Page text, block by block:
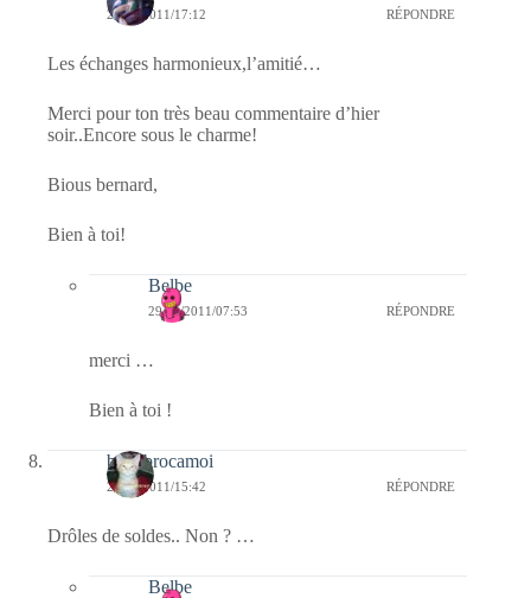
28/01/2011/17:12 RÉPONDRE
Les échanges harmonieux,l’amitié…
Merci pour ton très beau commentaire d’hier
soir..Encore sous le charme!
Bious bernard,
Bien à toi!
Belbe
29/01/2011/07:53 RÉPONDRE
merci …
Bien à toi !
bricabrocamoi
28/01/2011/15:42 RÉPONDRE
Drôles de soldes.. Non ? …
Belbe